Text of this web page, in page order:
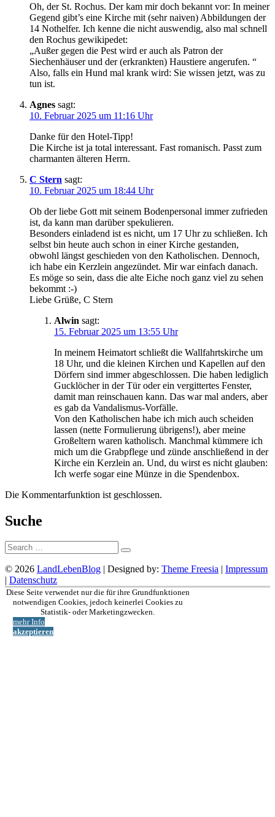
Oh, der St. Rochus. Der kam mir doch bekannt vor: In meiner
Gegend gibt’s eine Kirche mit (sehr naiven) Abbildungen der
14 Nothelfer. Ich kenne die nicht auswendig, also mal schnell
den Rochus gewikipedet:
„Außer gegen die Pest wird er auch als Patron der
Siechenhäuser und der (erkrankten) Haustiere angerufen. “
Also, falls ein Hund mal krank wird: Sie wissen jetzt, was zu
tun ist.
Agnes sagt:
10. Februar 2025 um 11:16 Uhr
Danke für den Hotel-Tipp!
Die Kirche ist ja total interessant. Fast romanisch. Passt zum
charmanten älteren Herrn.
C Stern sagt:
10. Februar 2025 um 18:44 Uhr
Ob der liebe Gott mit seinem Bodenpersonal immer zufrieden
ist, da kann man darüber spekulieren.
Besonders einladend ist es nicht, um 17 Uhr zu schließen. Ich
selbst bin heute auch schon in einer Kirche gestanden,
obwohl längst geschieden von den Katholischen. Dennoch,
ich habe ein Kerzlein angezündet. Mir war einfach danach.
Es möge so sein, dass die alte Eiche noch ganz viel zu sehen
bekommt :-)
Liebe Grüße, C Stern
Alwin sagt:
15. Februar 2025 um 13:55 Uhr
In meinem Heimatort schließt die Wallfahrtskirche um
18 Uhr, und die kleinen Kirchen und Kapellen auf den
Dörfern sind immer abgeschlossen. Die haben lediglich
Gucklöcher in der Tür oder ein vergittertes Fenster,
damit man reinschauen kann. Das war mal anders, aber
es gab da Vandalismus-Vorfälle.
Von den Katholischen habe ich mich auch scheiden
lassen (nette Formulierung übrigens!), aber meine
Großeltern waren katholisch. Manchmal kümmere ich
mich um die Grabpflege und zünde anschließend in der
Kirche ein Kerzlein an. Und, du wirst es nicht glauben:
Ich werfe sogar eine Münze in die Spendenbox.
Die Kommentarfunktion ist geschlossen.
Suche
Suche:
© 2026 LandLebenBlog | Designed by: Theme Freesia | Impressum
| Datenschutz
Nach
oben
Diese Seite verwendet nur die für ihre Grundfunktionen
notwendigen Cookies, jedoch keinerlei Cookies zu
Statistik- oder Marketingzwecken.
mehr Info
akzeptieren